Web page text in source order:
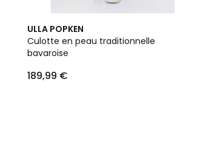
ULLA POPKEN
Culotte en peau traditionnelle
bavaroise
189,99 €